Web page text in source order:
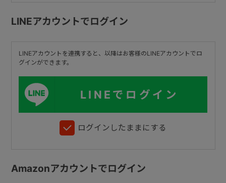
LINEアカウントでログイン
LINEアカウントを連携すると、以降はお客様のLINEアカウントでロ
グインができます。
LINEでログイン
ログインしたままにする
Amazonアカウントでログイン